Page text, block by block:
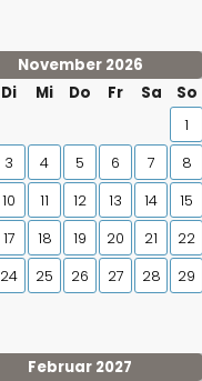
November 2026
Di Mi Do Fr Sa So
1
3 4 5 6 7
8
10 11 12 13 14
15
17 18 19 20 21
22
24 25 26 27 28
29
Februar 2027